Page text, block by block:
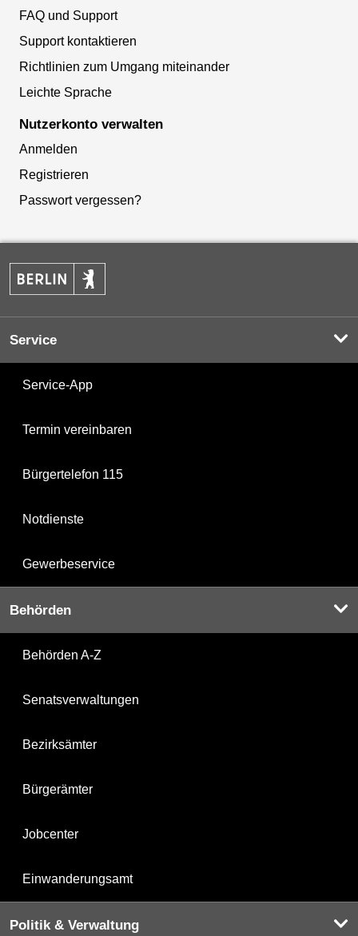
FAQ und Support
Support kontaktieren
Richtlinien zum Umgang miteinander
Leichte Sprache
Nutzerkonto verwalten
Anmelden
Registrieren
Passwort vergessen?
Service
Service-App
Termin vereinbaren
Bürgertelefon 115
Notdienste
Gewerbeservice
Behörden
Behörden A-Z
Senatsverwaltungen
Bezirksämter
Bürgerämter
Jobcenter
Einwanderungsamt
Politik & Verwaltung